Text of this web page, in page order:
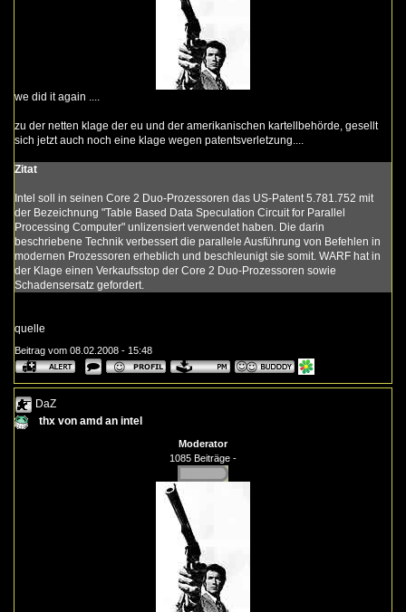
we did it again ....
zu der netten klage der eu und der amerikanischen kartellbehörde, gesellt
sich jetzt auch noch eine klage wegen patentsverletzung....
Zitat
Intel soll in seinen Core 2 Duo-Prozessoren das US-Patent 5.781.752 mit
der Bezeichnung "Table Based Data Speculation Circuit for Parallel
Processing Computer" unlizensiert verwendet haben. Die darin
beschriebene Technik verbessert die parallele Ausführung von Befehlen in
modernen Prozessoren erheblich und beschleunigt sie somit. WARF hat in
der Klage einen Verkaufsstop der Core 2 Duo-Prozessoren sowie
Schadensersatz gefordert.
quelle
Beitrag vom 08.02.2008 - 15:48
DaZ
thx von amd an intel
Moderator
1085 Beiträge -